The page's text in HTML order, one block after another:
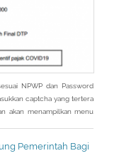
NPWP dan Password
captcha yang tertera
akan menampilkan menu
Pemerintah Bagi